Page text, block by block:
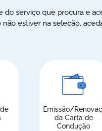
do serviço que procura e
não estiver na seleção,
Emissão/
da Carta de
Condução